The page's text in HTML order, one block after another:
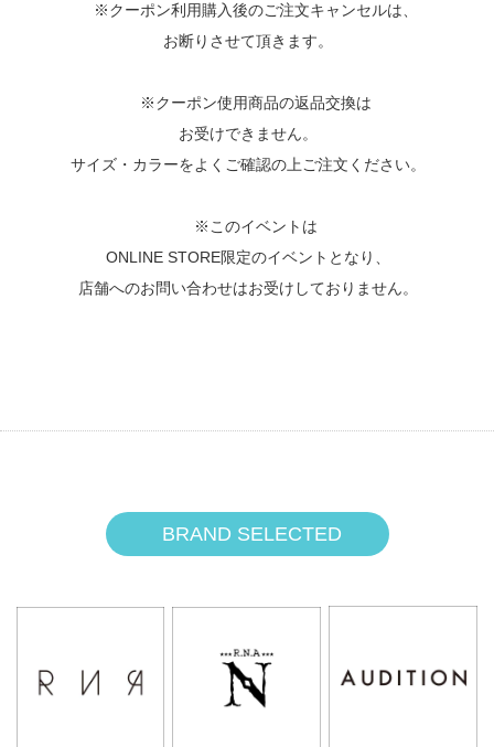
※クーポン利用購入後のご注文キャンセルは、
お断りさせて頂きます。
※クーポン使用商品の返品交換は
お受けできません。
サイズ・カラーをよくご確認の上ご注文ください。
※このイベントは
ONLINE STORE限定のイベントとなり、
店舗へのお問い合わせはお受けしておりません。
BRAND SELECTED